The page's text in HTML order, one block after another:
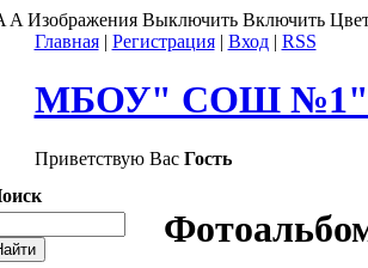
A Изображения Выключить Включить
Главная| Регистрация| Вход| RSS
МБОУ" СОШ №1"
Приветствую Вас Гость